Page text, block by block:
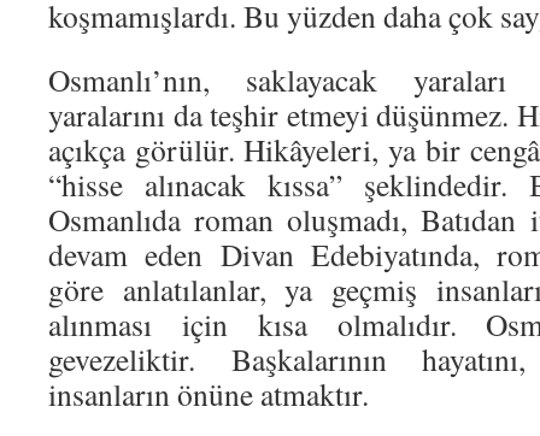
koşmamışlardı. Bu yüzden daha çok
Osmanlı’nın, saklayacak yaraları
yaralarını da teşhir etmeyi düşünmez.
açıkça görülür. Hikâyeleri, ya bir
“hisse alınacak kıssa”
Osmanlıda roman oluşmadı,
devam eden Divan Edebiyatında,
göre anlatılanlar, ya geçmiş
alınması için kısa olmalıdır.
gevezeliktir. Başkalarının
insanların önüne atmaktır.